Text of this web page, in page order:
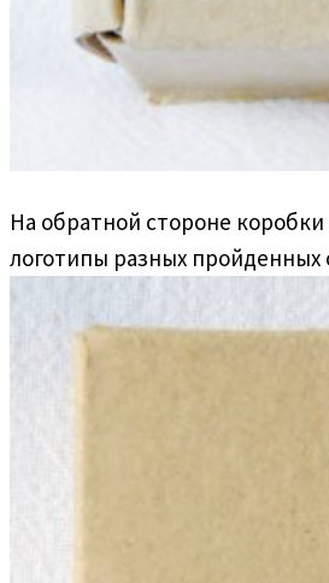
На обратной стороне
логотипы разных